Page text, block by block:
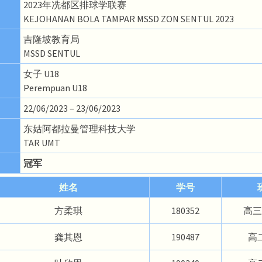
2023年冼都区排球学联赛
KEJOHANAN BOLA TAMPAR MSSD ZON SENTUL 2023
吉隆坡教育局
MSSD SENTUL
女子 U18
Perempuan U18
22/06/2023 – 23/06/2023
东姑阿都拉曼管理科技大学
TAR UMT
冠军
姓名 学号
方柔琪
180352 高
龚其恩 190487 高